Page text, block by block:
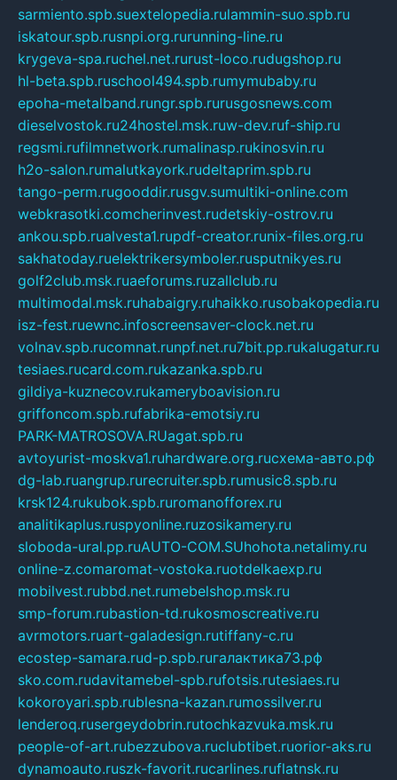
sarmiento.spb.suextelopedia.rulammin-suo.spb.ru
iskatour.spb.rusnpi.org.rurunning-line.ru
krygeva-spa.ruchel.net.rurust-loco.rudugshop.ru
hl-beta.spb.ruschool494.spb.rumymubaby.ru
epoha-metalband.rungr.spb.rurusgosnews.com
dieselvostok.ru24hostel.msk.ruw-dev.ruf-ship.ru
regsmi.rufilmnetwork.rumalinasp.rukinosvin.ru
h2o-salon.rumalutkayork.rudeltaprim.spb.ru
tango-perm.rugooddir.rusgv.sumultiki-online.com
webkrasotki.comcherinvest.rudetskiy-ostrov.ru
ankou.spb.rualvesta1.rupdf-creator.runix-files.org.ru
sakhatoday.ruelektrikersymboler.rusputnikyes.ru
golf2club.msk.ruaeforums.ruzallclub.ru
multimodal.msk.ruhabaigry.ruhaikko.rusobakopedia.ru
isz-fest.ruewnc.infoscreensaver-clock.net.ru
volnav.spb.rucomnat.runpf.net.ru7bit.pp.rukalugatur.ru
tesiaes.rucard.com.rukazanka.spb.ru
gildiya-kuznecov.rukameryboavision.ru
griffoncom.spb.rufabrika-emotsiy.ru
PARK-MATROSOVA.RUagat.spb.ru
avtoyurist-moskva1.ruhardware.org.ruсхема-авто.рф
dg-lab.ruangrup.rurecruiter.spb.rumusic8.spb.ru
krsk124.rukubok.spb.ruromanofforex.ru
analitikaplus.ruspyonline.ruzosikamery.ru
sloboda-ural.pp.ruAUTO-COM.SUhohota.netalimy.ru
online-z.comaromat-vostoka.ruotdelkaexp.ru
mobilvest.rubbd.net.rumebelshop.msk.ru
smp-forum.rubastion-td.rukosmoscreative.ru
avrmotors.ruart-galadesign.rutiffany-c.ru
ecostep-samara.rud-p.spb.ruгалактика73.рф
sko.com.rudavitamebel-spb.rufotsis.rutesiaes.ru
kokoroyari.spb.rublesna-kazan.rumossilver.ru
lenderoq.rusergeydobrin.rutochkazvuka.msk.ru
people-of-art.rubezzubova.ruclubtibet.ruorior-aks.ru
dynamoauto.ruszk-favorit.rucarlines.ruflatnsk.ru